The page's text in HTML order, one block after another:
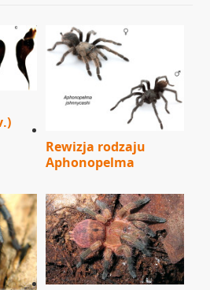
Rewizja rodzaju
Aphonopelma